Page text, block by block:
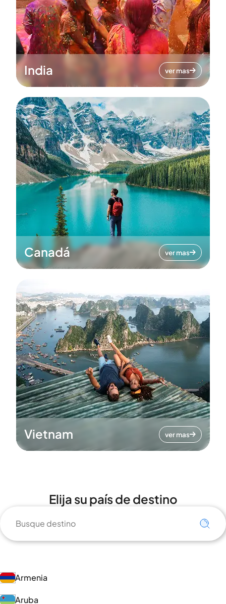
India ver mas
Canadá ver mas
Vietnam ver mas
Elija su país de destino
Armenia
Aruba